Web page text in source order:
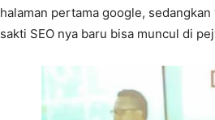
halaman pertama google,
sakti SEO nya baru bisa muncul di